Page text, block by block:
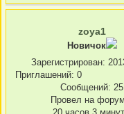
zoya1
Новичок
Зарегистрирован:
Приглашений: 0
Сообщений: 25
Провел на
20 часов 3